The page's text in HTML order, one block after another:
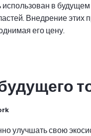
в
Внедрение
его цену.
улучшать свою